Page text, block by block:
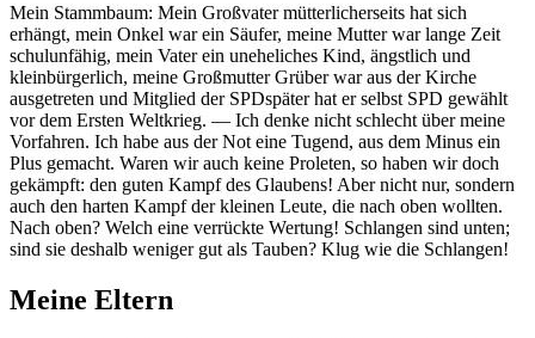
Mein Stammbaum: Mein Großvater mütterlicherseits hat sich
erhängt, mein Onkel war ein Säufer, meine Mutter war lange Zeit
schulunfähig, mein Vater ein uneheliches Kind, ängstlich und
kleinbürgerlich, meine Großmutter Grüber war aus der Kirche
ausgetreten und Mitglied der SPDspäter hat er selbst SPD gewählt
vor dem Ersten Weltkrieg. — Ich denke nicht schlecht über meine
Vorfahren. Ich habe aus der Not eine Tugend, aus dem Minus ein
Plus gemacht. Waren wir auch keine Proleten, so haben wir doch
gekämpft: den guten Kampf des Glaubens! Aber nicht nur, sondern
auch den harten Kampf der kleinen Leute, die nach oben wollten.
Nach oben? Welch eine verrückte Wertung! Schlangen sind unten;
sind sie deshalb weniger gut als Tauben? Klug wie die Schlangen!
Meine Eltern